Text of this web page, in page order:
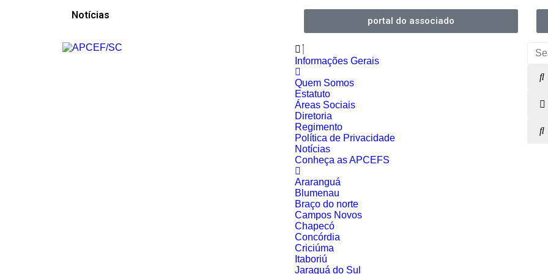
Notícias portal do associado
Informações Gerais
Quem Somos
Estatuto
Áreas Sociais
Diretoria
Regimento
Política de Privacidade
Notícias
Conheça as APCEFS
Araranguá
Blumenau
Braço do norte
Campos Novos
Chapecó
Concórdia
Criciúma
Itaboriú
Jaraguá do Sul